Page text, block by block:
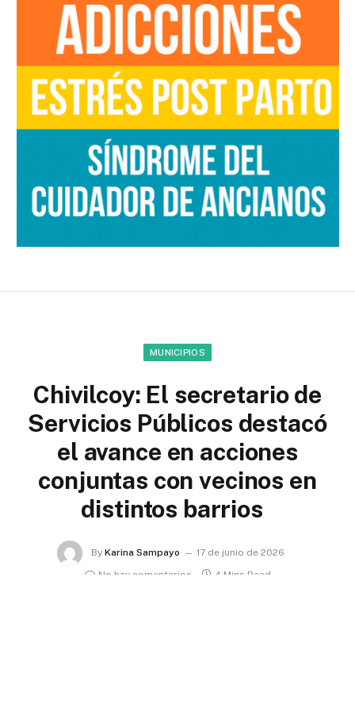
MUNICIPIOS
Chivilcoy: El secretario de
Servicios Públicos destacó
el avance en acciones
conjuntas con vecinos en
distintos barrios
By Karina Sampayo
17 de junio de 2026
No hay comentarios
4 Mins Read